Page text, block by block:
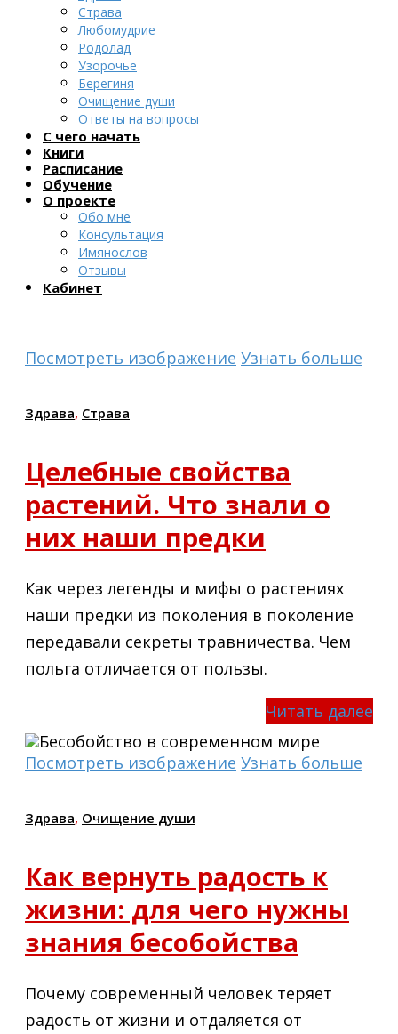
Страва
Любомудрие
Родолад
Узорочье
Берегиня
Очищение души
Ответы на вопросы
С чего начать
Книги
Расписание
Обучение
О проекте
Обо мне
Консультация
Имянослов
Отзывы
Кабинет
Посмотреть изображение Узнать больше
Здрава, Страва
Целебные свойства
растений. Что знали о
них наши предки
Как через легенды и мифы о растениях
наши предки из поколения в поколение
передавали секреты травничества. Чем
польга отличается от пользы.
Читать далее
Посмотреть изображение Узнать больше
Здрава, Очищение души
Как вернуть радость к
жизни: для чего нужны
знания бесобойства
Почему современный человек теряет
радость от жизни и отдаляется от